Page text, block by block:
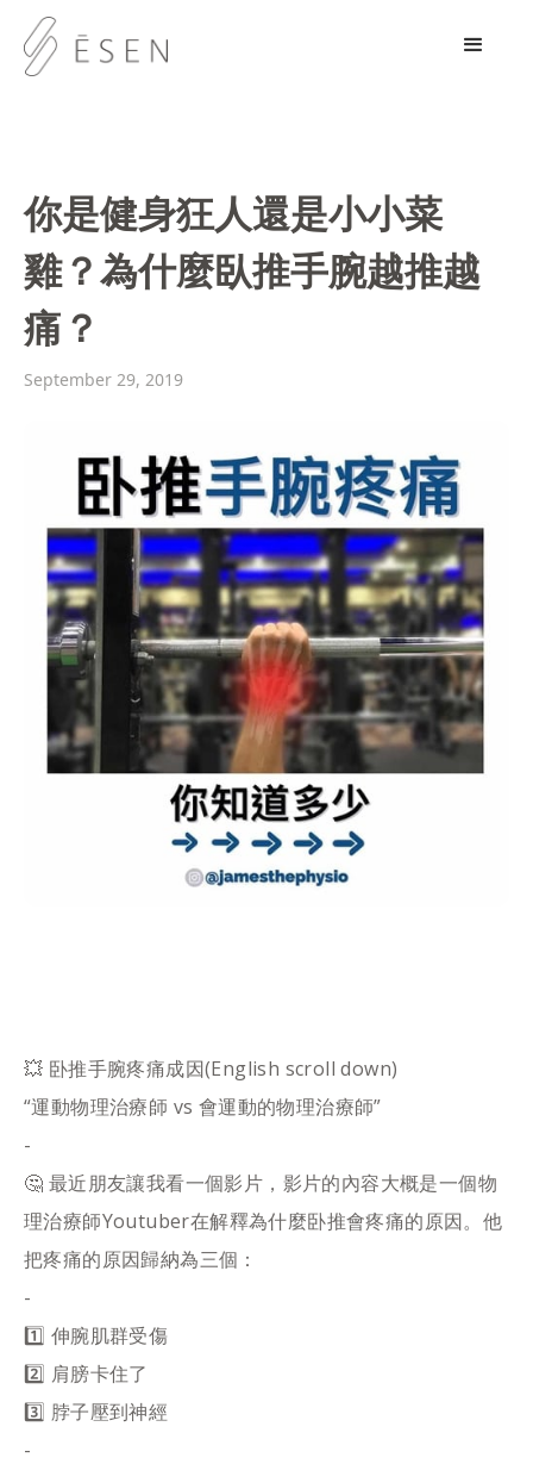
你是健身狂人還是小小菜
雞？為什麼臥推手腕越推越
痛？
September 29, 2019
💥 卧推手腕疼痛成因(English scroll down)
“運動物理治療師 vs 會運動的物理治療師”
-
🤔 最近朋友讓我看一個影片，影片的內容大概是一個物
理治療師Youtuber在解釋為什麼卧推會疼痛的原因。他
把疼痛的原因歸納為三個：
-
1️⃣ 伸腕肌群受傷
2️⃣ 肩膀卡住了
3️⃣ 脖子壓到神經
-